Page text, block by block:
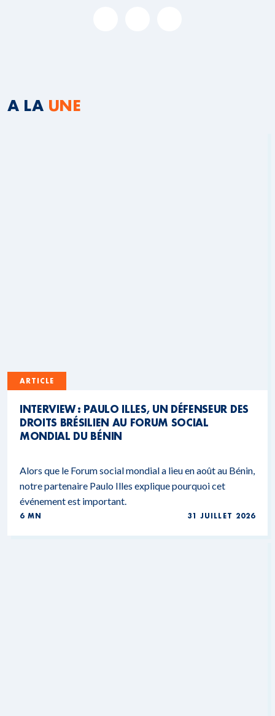
A LA UNE
ARTICLE
INTERVIEW : PAULO ILLES, UN DÉFENSEUR DES
DROITS BRÉSILIEN AU FORUM SOCIAL
MONDIAL DU BÉNIN
Alors que le Forum social mondial a lieu en août au Bénin,
notre partenaire Paulo Illes explique pourquoi cet
événement est important.
6 MN 31 JUILLET 2026